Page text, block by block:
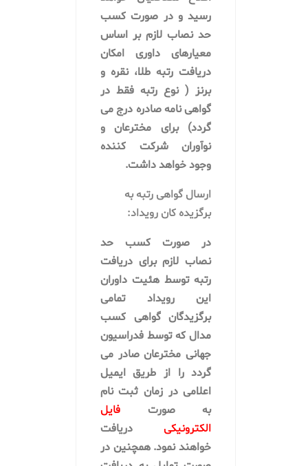
رسید و در صورت کسب
حد نصاب لازم بر اساس
معیارهای داوری امکان
دریافت رتبه طلا، نقره و
برنز ( نوع رتبه فقط در
گواهی نامه صادره درج می
گردد) برای مخترعان و
نوآوران شرکت کننده
وجود خواهد داشت.
ارسال گواهی رتبه به
برگزیده کان رویداد:
در صورت کسب حد
نصاب لازم برای دریافت
رتبه توسطهئیت داوران
این رویداد تمامی
برگزیدگان گواهی کسب
مدال که توسط فدراسیون
جهانی مخترعان صادر می
گردد را از طریق ایمیل
اعلامی در زمان ثبت نام
به صورتفایل
الکترونیکیدریافت
خواهند نمود. همچنین در